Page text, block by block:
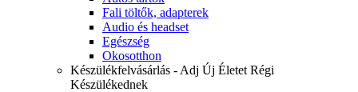
Fali töltők, adapterek
Audio és headset
Egészség
Okosotthon
Készülékfelvásárlás - Adj Új Életet Régi
Készülékednek